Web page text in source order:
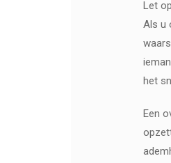
Let
Als u
het
Een